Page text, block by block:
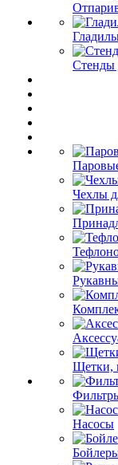
Стенды
Чехлы
Щетки,
Насосы